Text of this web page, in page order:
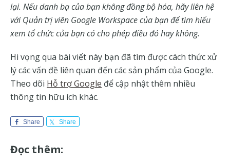
lại. Nếu danh bạ của bạn không đồng bộ hóa, hãy liên hệ
với Quản trị viên Google Workspace của bạn để tìm hiểu
xem tổ chức của bạn có cho phép điều đó hay không.
Hi vọng qua bài viết này bạn đã tìm được cách thức xử
lý các vấn đề liên quan đến các sản phẩm của Google.
Theo dõi Hỗ trợ Google để cập nhật thêm nhiều
thông tin hữu ích khác.
Share Share
Đọc thêm: